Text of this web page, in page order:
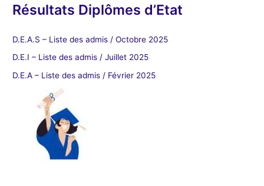
Résultats Diplômes d’Etat
D.E.A.S – Liste des admis / Octobre 2025
D.E.I – Liste des admis / Juillet 2025
D.E.A – Liste des admis / Février 2025